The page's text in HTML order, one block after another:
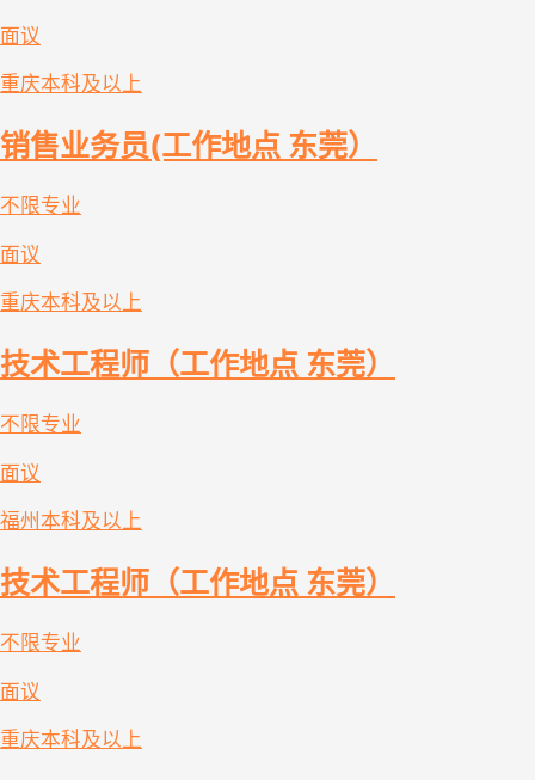
面议
重庆本科及以上
销售业务员(工作地点 东莞）
不限专业
面议
重庆本科及以上
技术工程师（工作地点 东莞）
不限专业
面议
福州 本科及以上
技术工程师（工作地点 东莞）
不限专业
面议
重庆本科及以上